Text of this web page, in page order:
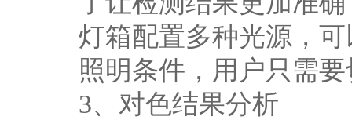
灯箱配置多种光源，
照明条件，用户只需
3、对色结果分析